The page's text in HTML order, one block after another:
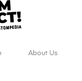
About Us